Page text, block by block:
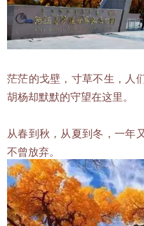
茫茫的戈壁，寸草不生，人
胡杨却默默的守望在这里。
从春到秋，从夏到冬，一年
不曾放弃。